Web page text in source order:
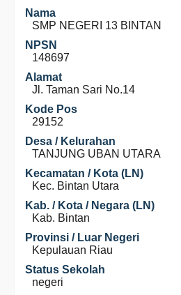
Nama
SMP NEGERI 13 BINTAN
NPSN
148697
Alamat
Jl. Taman Sari No.14
Kode Pos
29152
Desa / Kelurahan
TANJUNG UBAN UTARA
Kecamatan / Kota (LN)
Kec. Bintan Utara
Kab. / Kota / Negara (LN)
Kab. Bintan
Provinsi / Luar Negeri
Kepulauan Riau
Status Sekolah
negeri